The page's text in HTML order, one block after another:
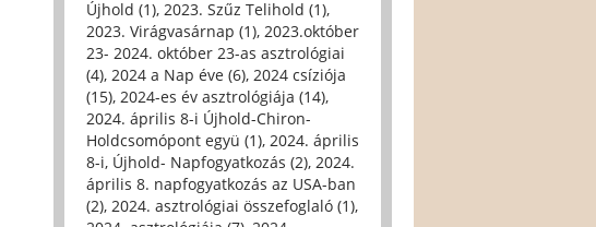
Újhold (1), 2023. Szűz Telihold (1),
2023. Virágvasárnap (1), 2023.október
23- 2024. október 23-as asztrológiai
(4), 2024 a Nap éve (6), 2024 csíziója
(15), 2024-es év asztrológiája (14),
2024. április 8-i Újhold-Chiron-
Holdcsomópont együ (1), 2024. április
8-i, Újhold- Napfogyatkozás (2), 2024.
április 8. napfogyatkozás az USA-ban
(2), 2024. asztrológiai összefoglaló (1),